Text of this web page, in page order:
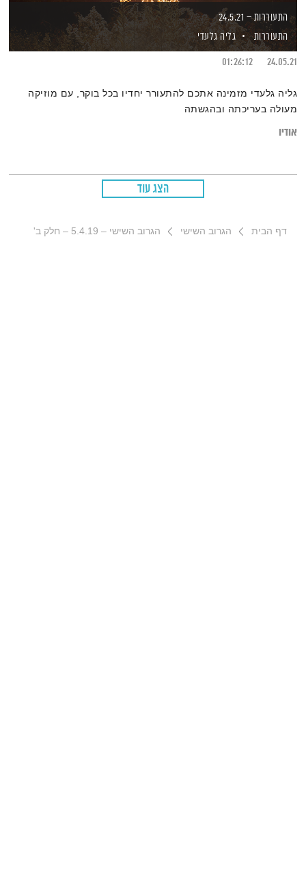
התעוררות – 24.5.21
התעוררות
גליה גלעדי
24.05.21
01:26:12
גליה גלעדי מזמינה אתכם להתעורר יחדיו בכל בוקר, עם מוזיקה
מעולה בעריכתה ובהגשתה
אודיו
הצג עוד
דף הבית הגרוב השישי הגרוב השישי – 5.4.19 – חלק ב'